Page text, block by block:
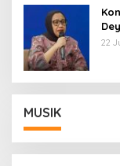
22
MUSIK